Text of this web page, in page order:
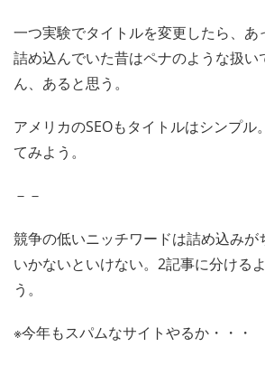
一つ実験でタイトルを変更したら、あ
詰め込んでいた昔はペナのような扱い
ん、あると思う。
アメリカのSEOもタイトルはシンプル
てみよう。
－－
競争の低いニッチワードは詰め込みが
いかないといけない。2記事に分ける
う。
※今年もスパムなサイトやるか・・・